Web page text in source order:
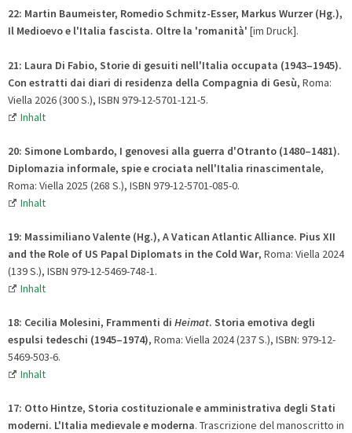
22: Martin Baumeister, Romedio Schmitz-Esser, Markus Wurzer (Hg.),
Il Medioevo e l'Italia fascista. Oltre la 'romanità' [im Druck].
21: Laura Di Fabio, Storie di gesuiti nell'Italia occupata (1943–1945).
Con estratti dai diari di residenza della Compagnia di Gesù, Roma:
Viella 2026 (300 S.), ISBN 979-12-5701-121-5.
Inhalt
20: Simone Lombardo, I genovesi alla guerra d'Otranto (1480–1481).
Diplomazia informale, spie e crociata nell'Italia rinascimentale,
Roma: Viella 2025 (268 S.), ISBN 979-12-5701-085-0.
Inhalt
19: Massimiliano Valente (Hg.), A Vatican Atlantic Alliance. Pius XII
and the Role of US Papal Diplomats in the Cold War, Roma: Viella 2024
(139 S.), ISBN 979-12-5469-748-1.
Inhalt
18: Cecilia Molesini, Frammenti di Heimat. Storia emotiva degli
espulsi tedeschi (1945–1974), Roma: Viella 2024 (237 S.), ISBN: 979-12-
5469-503-6.
Inhalt
17: Otto Hintze, Storia costituzionale e amministrativa degli Stati
moderni. L'Italia medievale e moderna. Trascrizione del manoscritto in